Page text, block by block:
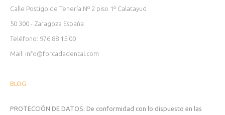
Calle Postigo de Tenería Nº 2 piso 1º Calatayud
50.300 - Zaragoza España
Teléfono: 976 88 15 00
Mail: info@forcadadental.com
BLOG
PROTECCIÓN DE DATOS: De conformidad con lo dispuesto en las